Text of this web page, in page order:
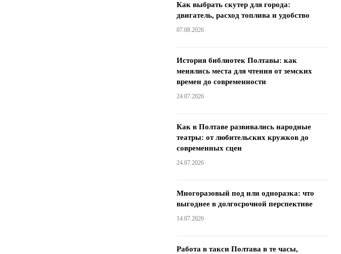
Как выбрать скутер для города:
двигатель, расход топлива и удобство
07.08.2026
История библиотек Полтавы: как
менялись места для чтения от земских
времен до современности
24.07.2026
Как в Полтаве развивались народные
театры: от любительских кружков до
современных сцен
24.07.2026
Многоразовый под или одноразка: что
выгоднее в долгосрочной перспективе
14.07.2026
Работа в такси Полтава в те часы,